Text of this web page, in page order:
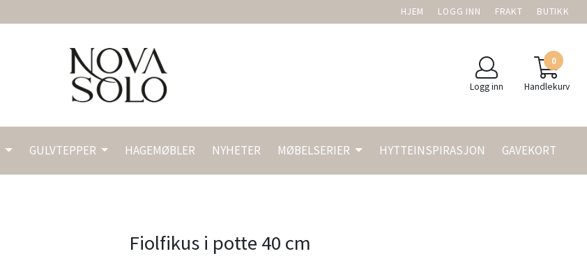
HJEM LOGG INN FRAKT BUTIKK
Logg inn
0
Handlekurv
GULVTEPPER HAGEMØBLER NYHETER MØBELSERIER HYTTEINSPIRASJON GAVEKORT
Fiolfikus i potte 40 cm